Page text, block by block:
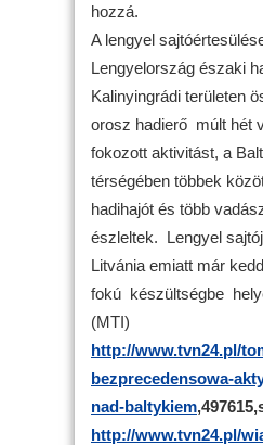
hozzá.
A lengyel
Lengyelország északi
Kalinyingrádi területen
orosz hadierő múlt hét
fokozott aktivitást, a
térségében többek
hadihajót és több
észleltek. Lengyel
Litvánia emiatt már
fokú készültségbe
(MTI)
http://www.tvn24.pl/
bezprecedensowa-
nad-baltykiem
http://www.tvn24.pl/